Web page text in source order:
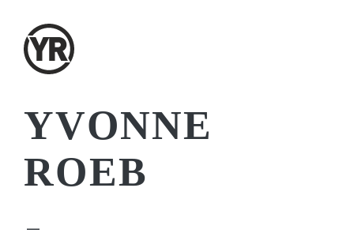
Inhalt
springen
YVONNE
ROEB